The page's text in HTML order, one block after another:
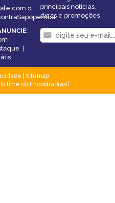
com o
:
|
principais notícias,
dicas e promoções
Sitemap
time do EncontraBrasil